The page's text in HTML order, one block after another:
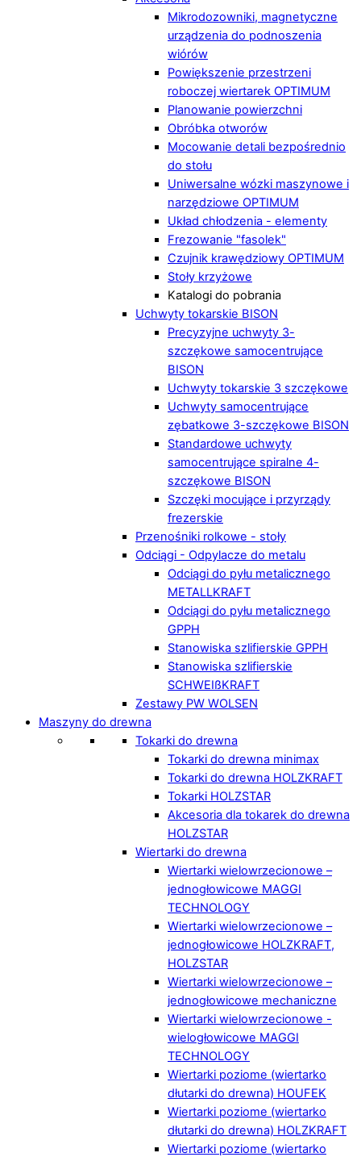
Mikrodozowniki, magnetyczne
urządzenia do podnoszenia
wiórów
Powiększenie przestrzeni
roboczej wiertarek OPTIMUM
Planowanie powierzchni
Obróbka otworów
Mocowanie detali bezpośrednio
do stołu
Uniwersalne wózki maszynowe i
narzędziowe OPTIMUM
Układ chłodzenia - elementy
Frezowanie "fasolek"
Czujnik krawędziowy OPTIMUM
Stoły krzyżowe
Katalogi do pobrania
Uchwyty tokarskie BISON
Precyzyjne uchwyty 3-
szczękowe samocentrujące
BISON
Uchwyty tokarskie 3 szczękowe
Uchwyty samocentrujące
zębatkowe 3-szczękowe BISON
Standardowe uchwyty
samocentrujące spiralne 4-
szczękowe BISON
Szczęki mocujące i przyrządy
frezerskie
Przenośniki rolkowe - stoły
Odciągi - Odpylacze do metalu
Odciągi do pyłu metalicznego
METALLKRAFT
Odciągi do pyłu metalicznego
GPPH
Stanowiska szlifierskie GPPH
Stanowiska szlifierskie
SCHWEIßKRAFT
Zestawy PW WOLSEN
Maszyny do drewna
Tokarki do drewna
Tokarki do drewna minimax
Tokarki do drewna HOLZKRAFT
Tokarki HOLZSTAR
Akcesoria dla tokarek do drewna
HOLZSTAR
Wiertarki do drewna
Wiertarki wielowrzecionowe –
jednogłowicowe MAGGI
TECHNOLOGY
Wiertarki wielowrzecionowe –
jednogłowicowe HOLZKRAFT,
HOLZSTAR
Wiertarki wielowrzecionowe –
jednogłowicowe mechaniczne
Wiertarki wielowrzecionowe -
wielogłowicowe MAGGI
TECHNOLOGY
Wiertarki poziome (wiertarko
dłutarki do drewna) HOUFEK
Wiertarki poziome (wiertarko
dłutarki do drewna) HOLZKRAFT
Wiertarki poziome (wiertarko